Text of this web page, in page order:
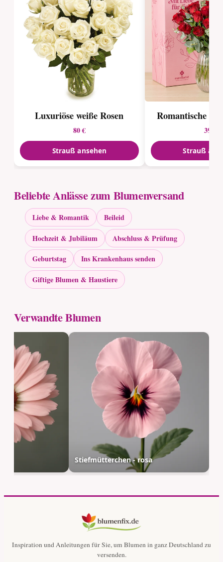
Luxuriöse weiße Rosen
80 €
Strauß ansehen
Romantische
39 €
Strauß
Beliebte Anlässe zum Blumenversand
Liebe & Romantik
Beileid
Hochzeit & Jubiläum
Abschluss & Prüfung
Geburtstag
Ins Krankenhaus senden
Giftige Blumen & Haustiere
Verwandte Blumen
Stiefmütterchen - rosa
Inspiration und Anleitungen für Sie, um Blumen in ganz Deutschland zu
versenden.